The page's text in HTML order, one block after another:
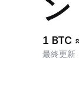
1 BTC
最終更新